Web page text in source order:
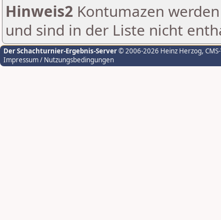
Hinweis2 Kontumazen
und sind in der Liste nicht
Der Schachturnier-Ergebnis-Server© 2006-2026 Heinz Herzog,
Impressum / Nutzungsbedingungen